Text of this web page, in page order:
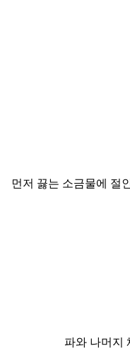
먼저 끓는 소금물에 절
파와 나머지